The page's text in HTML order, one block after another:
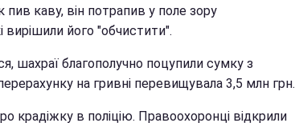
пив каву, він потрапив у поле зору
вирішили його "обчистити".
шахраї благополучно поцупили сумку з
на гривні перевищувала 3,5 млн грн.
крадіжку в поліцію. Правоохоронці відкрили